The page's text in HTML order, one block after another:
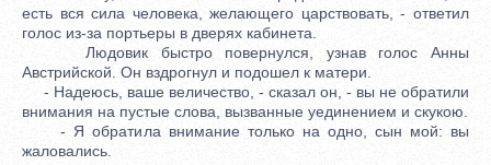
есть вся сила человека, желающего царствовать, - ответил
голос из-за портьеры в дверях кабинета.
Людовик быстро повернулся, узнав голос Анны
Австрийской. Он вздрогнул и подошел к матери.
- Надеюсь, ваше величество, - сказал он, - вы не обратили
внимания на пустые слова, вызванные уединением и скукою.
- Я обратила внимание только на одно, сын мой: вы
жаловались.